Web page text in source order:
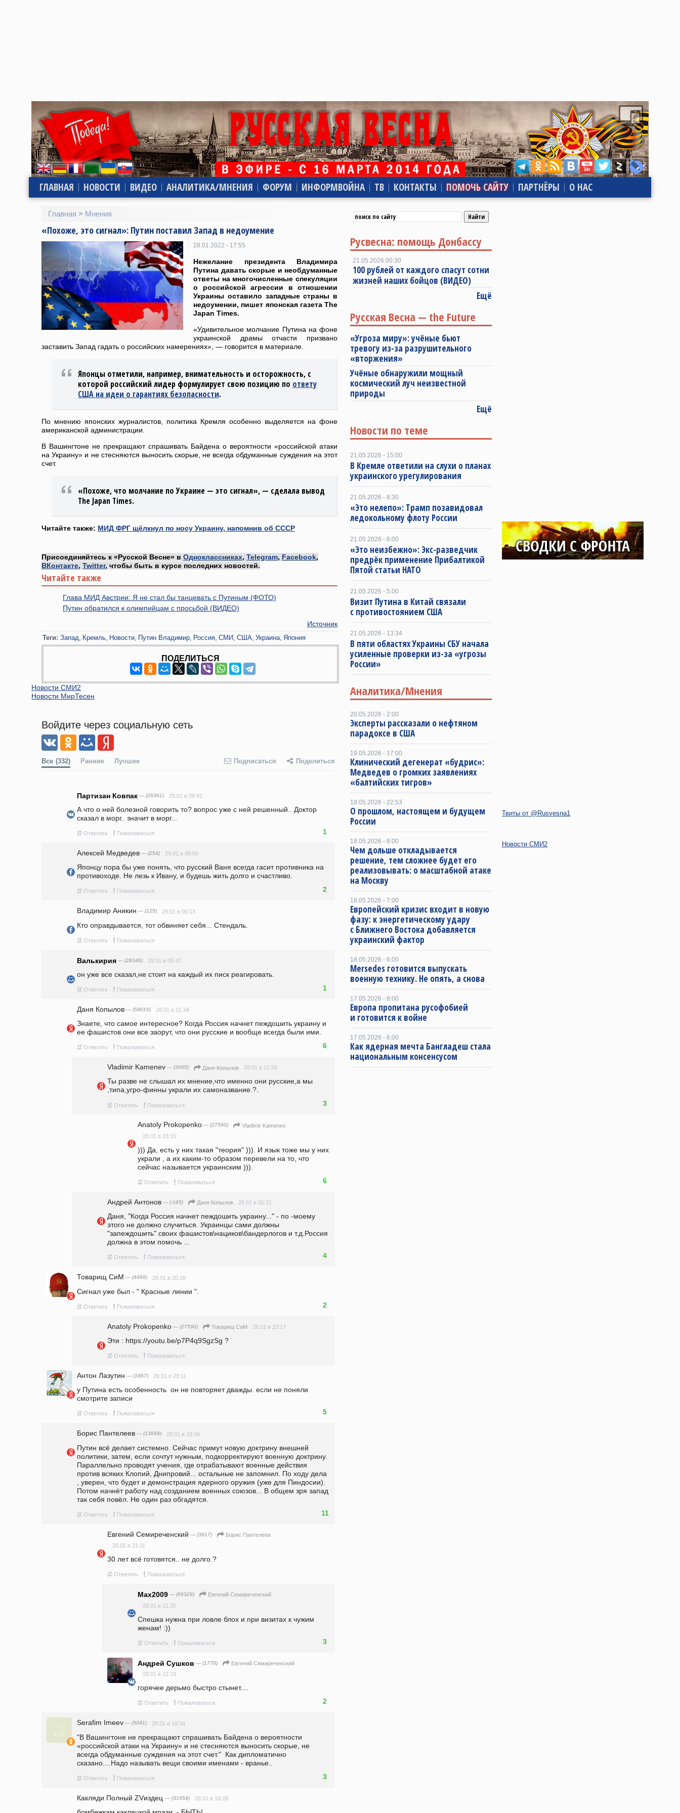
ГЛАВНАЯ НОВОСТИ ВИДЕО АНАЛИТИКА/МНЕНИЯ ФОРУМ ИНФОРМВОЙНА ТВ КОНТАКТЫ ПОМОЧЬ САЙТУ ПАРТНЁРЫ О НАС
Главная > Мнения
«Похоже, это сигнал»: Путин поставил Запад в недоумение
28.01.2022 - 17:55
Нежелание президента Владимира
Путина давать скорые и необдуманные
ответы на многочисленные спекуляции
о российской агрессии в отношении
Украины оставило западные страны в
недоумении, пишет японская газета The
Japan Times.
«Удивительное молчание Путина на фоне
украинской драмы отчасти призвано
заставить Запад гадать о российских намерениях», — говорится в материале.
Японцы отметили, например, внимательность и осторожность, с
которой российский лидер формулирует свою позицию по ответу
США на идеи о гарантиях безопасности.
По мнению японских журналистов, политика Кремля особенно выделяется на фоне
американской администрации.
В Вашингтоне не прекращают спрашивать Байдена о вероятности «российской атаки
на Украину» и не стесняются выносить скорые, не всегда обдуманные суждения на этот
счет.
«Похоже, что молчание по Украине — это сигнал», — сделала вывод
The Japan Times.
Читайте также: МИД ФРГ щёлкнул по носу Украину, напомнив об СССР
Присоединяйтесь к «Русской Весне» в Одноклассниках, Telegram, Facebook,
ВКонтакте, Twitter, чтобы быть в курсе последних новостей.
Читайте также
Глава МИД Австрии: Я не стал бы танцевать с Путиным (ФОТО)
Путин обратился к олимпийцам с просьбой (ВИДЕО)
Источник
Теги: Запад Кремль Новости Путин Владимир Россия СМИ США Украина Япония
ПОДЕЛИТЬСЯ
Новости СМИ2
Новости МирТесен
Войдите через социальную сеть
Все (332) Ранние Лучшие Подписаться Поделиться
Партизан Ковпак — (26361) 29.01 в 08:42
А что о ней болезной говорить то? вопрос уже с ней решенный.. Доктор
сказал в морг.. значит в морг...
# Ответить ! Пожаловаться 1
Алексей Медведев — (254) 29.01 в 06:56
Японцу пора бы уже понять, что русский Ваня всегда гасит противника на
противоходе. Не лезь к Ивану, и будешь жить долго и счастливо.
# Ответить ! Пожаловаться 2
Владимир Аникин — (125) 29.01 в 06:13
Кто оправдывается, тот обвиняет себя... Стендаль.
# Ответить ! Пожаловаться
Валькирия — (28346) 29.01 в 05:47
он уже все сказал,не стоит на каждый их писк реагировать.
# Ответить ! Пожаловаться 1
Даня Копылов — (58019) 28.01 в 21:34
Знаете, что самое интересное? Когда Россия начнет пеждошить украину и
ее фашистов они все заорут, что они русские и вообще всегда были ими.
# Ответить ! Пожаловаться 6
Vladimir Kamenev — (3665) Даня Копылов 28.01 в 21:58
Ты разве не слышал их мнение,что именно они русские,а мы
,типа,угро-финны украли их самоназвание.?.
# Ответить ! Пожаловаться 3
Anatoly Prokopenko — (27590)
Vladimir Kamenev
28.01 в 23:15
))) Да, есть у них такая "теория" ))). И язык тоже мы у них
украли , а их каким-то образом перевели на то, что
сейчас называется украинским ))).
# Ответить ! Пожаловаться 6
Андрей Антонов — (-165) Даня Копылов 29.01 в 01:31
Даня, "Когда Россия начнет пеждошить украину..." - по -моему
этого не должно случиться. Украинцы сами должны
"запеждошить" своих фашистов\нациков\бандерлогов и т.д.Россия
должна в этом помочь ...
# Ответить ! Пожаловаться 4
Товарищ СиМ — (4496) 28.01 в 20:28
Сигнал уже был - " Красные линии ".
# Ответить ! Пожаловаться 2
Anatoly Prokopenko — (27590) Товарищ СиМ 28.01 в 23:17
Эти : https://youtu.be/p7P4q9SgzSg ?
# Ответить ! Пожаловаться
Антон Лазутин — (1867) 28.01 в 20:11
у Путина есть особенность  он не повторяет дважды. если не поняли
смотрите записи
# Ответить ! Пожаловаться 5
Борис Пантелеев — (13694) 28.01 в 18:34
Путин всё делает системно. Сейчас примут новую доктрину внешней
политики, затем, если сочтут нужным, подкорректируют военную доктрину.
Параллельно проводят учения, где отрабатывают военные действия
против всяких Клопий, Днипровий... остальные не запомнил. По ходу дела
, уверен, что будет и демонстрация ядерного оружия (уже для Пиндосии).
Потом начнёт работу над созданием военных союзов... В общем зря запад
так себя повёл. Не один раз обгадятся.
# Ответить ! Пожаловаться 11
Евгений Семиреченский — (3617)
Борис Пантелеев
28.01 в 21:11
30 лет всё готовятся.. не долго ?
# Ответить ! Пожаловаться
Max2009 — (99329)
Евгений Семиреченский
28.01 в 21:25
Спешка нужна при ловле блох и при визитах к чужим
женам! :))
# Ответить ! Пожаловаться 3
Андрей Сушков — (1778)
Евгений Семиреченский
28.01 в 22:19
горячее дерьмо быстро стынет....
# Ответить ! Пожаловаться 2
Serafim Imeev — (5041) 28.01 в 18:34
"В Вашингтоне не прекращают спрашивать Байдена о вероятности
«российской атаки на Украину» и не стесняются выносить скорые, не
всегда обдуманные суждения на этот счет."  Как дипломатично
сказано....Надо называть вещи своими именами - вранье..
# Ответить ! Пожаловаться 3
Какляди Полный ZVиздец — (31954) 28.01 в 18:26
Русвесна: помощь Донбассу
21.05.2026 00:30
100 рублей от каждого спасут сотни
жизней наших бойцов (ВИДЕО)
Ещё
Русская Весна — the Future
«Угроза миру»: учёные бьют
тревогу из-за разрушительного
«вторжения»
Учёные обнаружили мощный
космический луч неизвестной
природы
Ещё
Новости по теме
21.05.2026 - 15:00
В Кремле ответили на слухи о планах
украинского урегулирования
21.05.2026 - 8:30
«Это нелепо»: Трамп позавидовал
ледокольному флоту России
21.05.2026 - 6:00
«Это неизбежно»: Экс-разведчик
предрёк применение Прибалтикой
Пятой статьи НАТО
21.05.2026 - 5:00
Визит Путина в Китай связали
с противостоянием США
21.05.2026 - 13:34
В пяти областях Украины СБУ начала
усиленные проверки из-за «угрозы
России»
Аналитика/Мнения
20.05.2026 - 2:00
Эксперты рассказали о нефтяном
парадоксе в США
19.05.2026 - 17:00
Клинический дегенерат «будрис»:
Медведев о громких заявлениях
«балтийских тигров»
18.05.2026 - 22:53
О прошлом, настоящем и будущем
России
18.05.2026 - 8:00
Чем дольше откладывается
решение, тем сложнее будет его
реализовывать: о масштабной атаке
на Москву
18.05.2026 - 7:00
Европейский кризис входит в новую
фазу: к энергетическому удару
с Ближнего Востока добавляется
украинский фактор
18.05.2026 - 6:00
Mersedes готовится выпускать
военную технику. Не опять, а снова
17.05.2026 - 8:00
Европа пропитана русофобией
и готовится к войне
17.05.2026 - 6:00
Как ядерная мечта Бангладеш стала
национальным консенсусом
Твиты от @Rusvesna1
Новости СМИ2